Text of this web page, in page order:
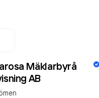
Mäklarbyrå
AB